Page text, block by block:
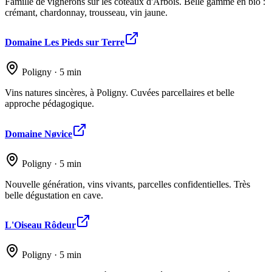
crémant, chardonnay, trousseau, vin jaune.
Domaine Les Pieds sur Terre
Poligny · 5 min
Vins natures sincères, à Poligny. Cuvées parcellaires et belle
approche pédagogique.
Domaine Nøvice
Poligny · 5 min
Nouvelle génération, vins vivants, parcelles confidentielles. Très
belle dégustation en cave.
L'Oiseau Rôdeur
Poligny · 5 min